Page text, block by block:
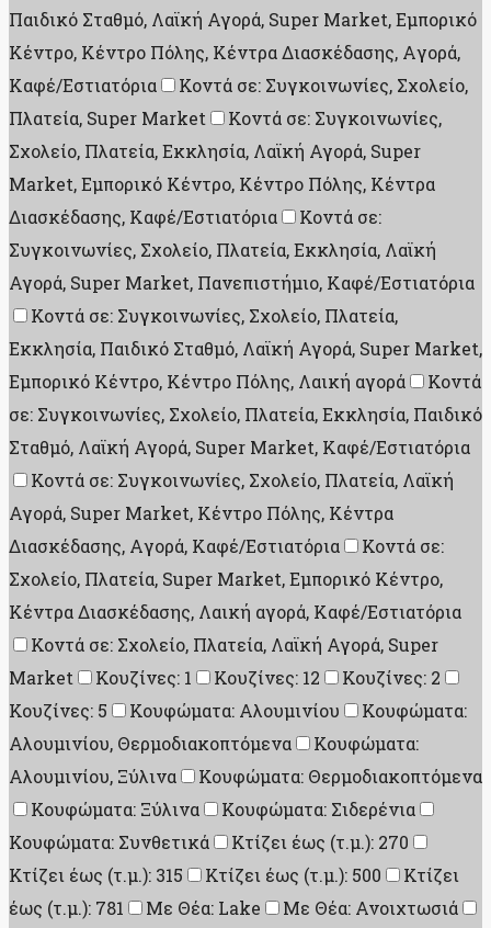
Παιδικό Σταθμό, Λαϊκή Αγορά, Super Market, Εμπορικό
Κέντρο, Κέντρο Πόλης, Κέντρα Διασκέδασης, Aγορά,
Καφέ/Εστιατόρια
Κοντά σε: Συγκοινωνίες, Σχολείο,
Πλατεία, Super Market
Κοντά σε: Συγκοινωνίες,
Σχολείο, Πλατεία, Εκκλησία, Λαϊκή Αγορά, Super
Market, Εμπορικό Κέντρο, Κέντρο Πόλης, Κέντρα
Διασκέδασης, Καφέ/Εστιατόρια
Κοντά σε:
Συγκοινωνίες, Σχολείο, Πλατεία, Εκκλησία, Λαϊκή
Αγορά, Super Market, Πανεπιστήμιο, Καφέ/Εστιατόρια
Κοντά σε: Συγκοινωνίες, Σχολείο, Πλατεία,
Εκκλησία, Παιδικό Σταθμό, Λαϊκή Αγορά, Super Market,
Εμπορικό Κέντρο, Κέντρο Πόλης, Λαική αγορά
Κοντά
σε: Συγκοινωνίες, Σχολείο, Πλατεία, Εκκλησία, Παιδικό
Σταθμό, Λαϊκή Αγορά, Super Market, Καφέ/Εστιατόρια
Κοντά σε: Συγκοινωνίες, Σχολείο, Πλατεία, Λαϊκή
Αγορά, Super Market, Κέντρο Πόλης, Κέντρα
Διασκέδασης, Aγορά, Καφέ/Εστιατόρια
Κοντά σε:
Σχολείο, Πλατεία, Super Market, Εμπορικό Κέντρο,
Κέντρα Διασκέδασης, Λαική αγορά, Καφέ/Εστιατόρια
Κοντά σε: Σχολείο, Πλατεία, Λαϊκή Αγορά, Super
Market
Κουζίνες: 1 Κουζίνες: 12
Κουζίνες: 2
Κουζίνες: 5
Κουφώματα: Αλουμινίου
Κουφώματα:
Αλουμινίου, Θερμοδιακοπτόμενα
Κουφώματα:
Αλουμινίου, Ξύλινα
Κουφώματα: Θερμοδιακοπτόμενα
Κουφώματα: Ξύλινα
Κουφώματα: Σιδερένια
Κουφώματα: Συνθετικά
Κτίζει έως (τ.μ.): 270
Κτίζει έως (τ.μ.): 315
Κτίζει έως (τ.μ.): 500
Κτίζει
έως (τ.μ.): 781
Με Θέα: Lake
Με Θέα: Ανοιχτωσιά